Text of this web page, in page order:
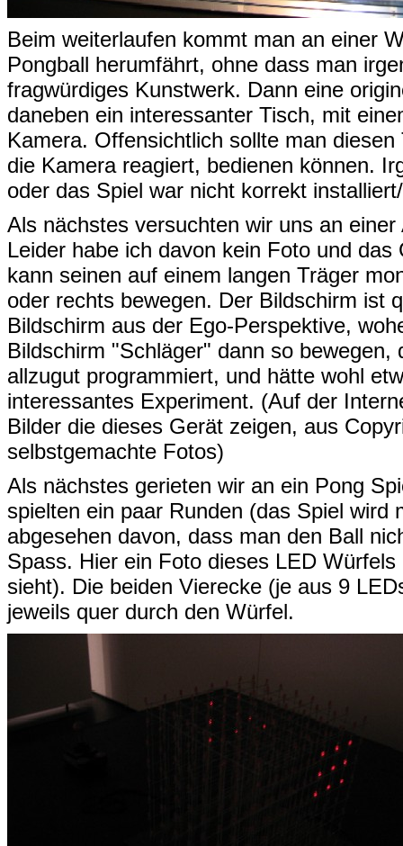
Beim weiterlaufen kommt man an einer
Pongball herumfährt, ohne dass man
fragwürdiges Kunstwerk. Dann eine
daneben ein interessanter Tisch, mit
Kamera. Offensichtlich sollte man
die Kamera reagiert, bedienen können.
oder das Spiel war nicht korrekt
Als nächstes versuchten wir uns an
Leider habe ich davon kein Foto und
kann seinen auf einem langen Träger
oder rechts bewegen. Der Bildschirm ist
Bildschirm aus der Ego-Perspektive,
Bildschirm "Schläger" dann so
allzugut programmiert, und hätte wohl
interessantes Experiment. (Auf der
Bilder die dieses Gerät zeigen, aus
selbstgemachte Fotos)
Als nächstes gerieten wir an ein Pong
spielten ein paar Runden (das Spiel
abgesehen davon, dass man den Ball
Spass. Hier ein Foto dieses LED
sieht). Die beiden Vierecke (je aus 9
jeweils quer durch den Würfel.